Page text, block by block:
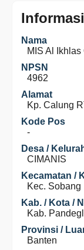
Nama
MIS Al Ikhlas
NPSN
4962
Alamat
Kp. Calung
Kode Pos
-
Desa /
CIMANIS
Kecamatan /
Kec. Sobang
Kab. / Kota /
Kab.
Provinsi /
Banten